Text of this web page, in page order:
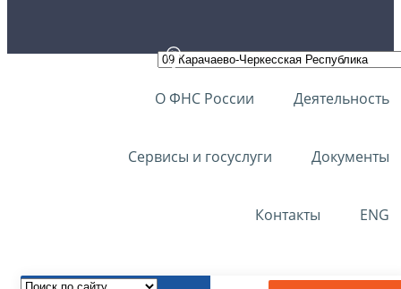
О ФНС России Деятельность
Сервисы и госуслуги Документы
Контакты ENG